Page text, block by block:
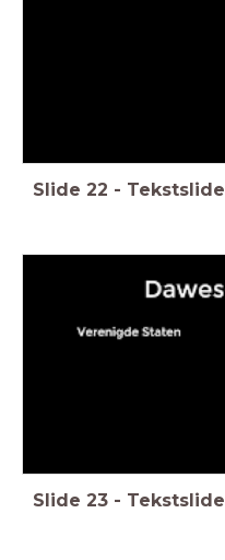
Slide 22 - Tekstslide
Slide 23 - Tekstslide